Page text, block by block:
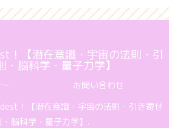
！【潜在意識・宇宙の法則・引
・脳科学・量子力学】
お問い合わせ
！【潜在意識・宇宙の法則・引き寄せ
・脳科学・量子力学】.